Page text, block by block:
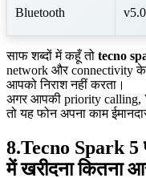
Bluetooth v5.0
साफ शब्दों में कहूँ तो tecno
network और connectivity
आपको निराश नहीं करता।
अगर आपकी priority calling,
तो यह फोन अपना काम
8.Tecno Spark
में खरीदना कितना